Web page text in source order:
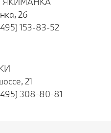
26
153-83-52
21
308-80-81